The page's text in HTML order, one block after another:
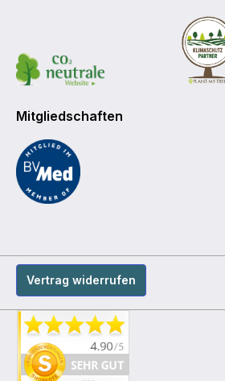
Mitgliedschaften
Vertrag widerrufen